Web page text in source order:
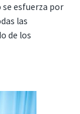
esfuerza por
las
de los